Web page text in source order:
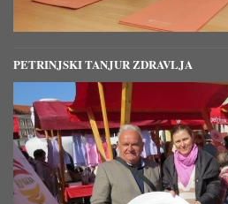
PETRINJSKI TANJUR ZDRAVLJA